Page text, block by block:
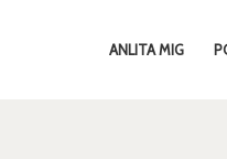
ANLITA MIG